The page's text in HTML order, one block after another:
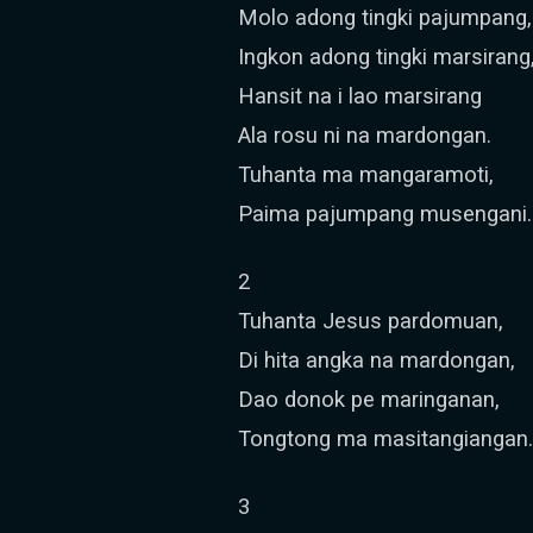
Molo adong tingki pajumpang,
Ingkon adong tingki
Hansit na i lao marsirang
Ala rosu ni na mardongan.
Tuhanta ma mangaramoti,
Paima pajumpang musengani.
2
Tuhanta Jesus pardomuan,
Di hita angka na mardongan,
Dao donok pe maringanan,
Tongtong ma masitangiangan.
3